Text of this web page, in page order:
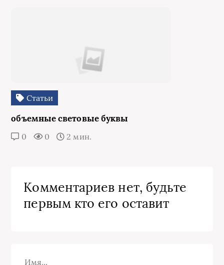
Статьи
объемные световые буквы
0 0 2 мин.
Комментариев нет, будьте
первым кто его оставит